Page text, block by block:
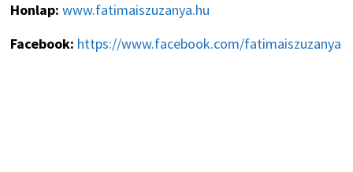
Honlap: www.fatimaiszuzanya.hu
Facebook: https://www.facebook.com/fatimaiszuzanya